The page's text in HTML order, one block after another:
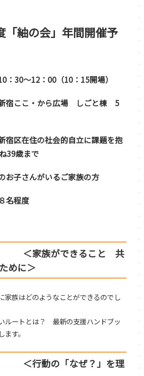
「紬の会」年間開催予
～12：00（10：15開場）
こ・から広場 しごと棟 5
住の社会的自立に課題を抱
39歳まで
がいるご家族の方
程度
＜家族ができること 共
めに＞
家族はどのようなことができるのでし
ルートとは？ 最新の支援ハンドブッ
す。
＜行動の「なぜ？」を理